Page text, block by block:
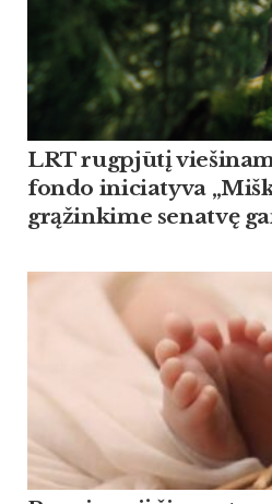
LRT rugpjūtį
fondo iniciatyva
grąžinkime senatvę